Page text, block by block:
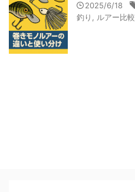
2025/6/18
釣り
ルアー比較